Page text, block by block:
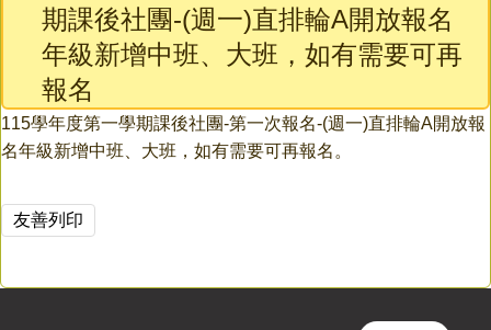
教師研習
新生專區
校園行事曆
期課後社團-(週一)直排輪A開放報名
年級新增中班、大班，如有需要可再
報名
115學年度第一學期課後社團-第一次報名-(週一)直排輪A開放報
名年級新增中班、大班，如有需要可再報名。
友善列印